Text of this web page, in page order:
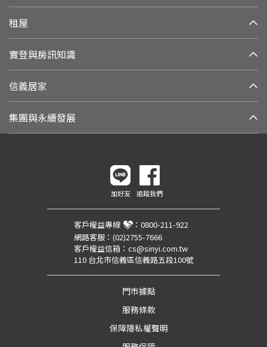
租屋
實登與房訊知識
信義居家
集團與永續發展
加好友 追蹤我們
客戶權益專線 ： 0800-211-922
網路客服： (02)2755-7666
客戶權益信箱： cs@sinyi.com.tw
110 台北市信義區信義路五段100號
門市據點
服務條款
保障隱私權聲明